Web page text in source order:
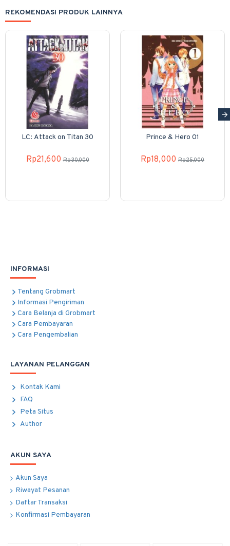
REKOMENDASI PRODUK LAINNYA
LC: Attack on Titan 30
Rp21,600 Rp30,000
Prince & Hero 01
Rp18,000 Rp25,000
INFORMASI
Tentang Grobmart
Informasi Pengiriman
Cara Belanja di Grobmart
Cara Pembayaran
Cara Pengembalian
LAYANAN PELANGGAN
Kontak Kami
FAQ
Peta Situs
Author
AKUN SAYA
Akun Saya
Riwayat Pesanan
Daftar Transaksi
Konfirmasi Pembayaran